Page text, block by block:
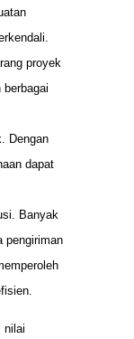
proyek
Dengan
dapat
Banyak
pengiriman
nilai